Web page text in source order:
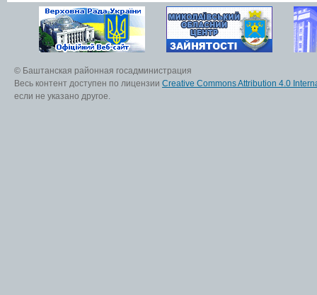
© Баштанская районная госадминистрация
Весь контент доступен по лицензии Creative Commons Attribution 4.0
если не указано другое.